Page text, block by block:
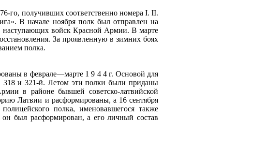
получивших соответственно номера I. II.
В начале ноября полк был отправлен на
наступающих войск Красной Армии. В марте
За проявленную в зимних боях
полка.
в феврале—марте 1 9 4 4 г. Основой для
318 и 321‑й. Летом эти полки были приданы
в районе бывшей советско‑латвийской
Латвии и расформированы, а 16 сентября
полка, именовавшегося также
был расформирован, а его личный состав